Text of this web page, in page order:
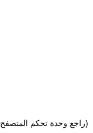
(راجع وحدة تحكم المتصفح